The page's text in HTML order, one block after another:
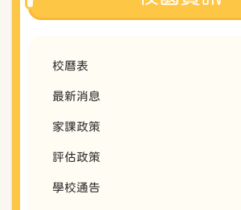
校曆表
最新消息
家課政策
評估政策
學校通告